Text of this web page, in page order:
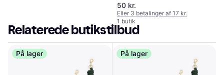
50 kr.
Eller 3 betalinger af 17 kr.
1 butik
Relaterede butikstilbud
På lager På lager